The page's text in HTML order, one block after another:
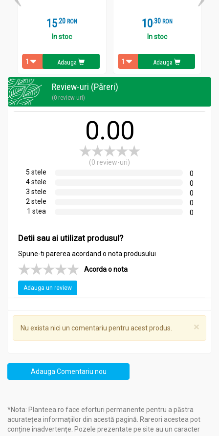
15.2 RON
In stoc
Adauga
10.3 RON
In stoc
Adauga
Review-uri (Păreri)
(0 review-uri)
0.00
(0 review-uri)
5 stele
0
4 stele
0
3 stele
0
2 stele
0
1 stea
0
Detii sau ai utilizat produsul?
Spune-ti parerea acordand o nota produsului
Acorda o nota
Adauga un review
×
Nu exista nici un comentariu pentru acest produs.
Adauga Comentariu nou
*Nota: Planteea.ro face eforturi permanente pentru a păstra
acuratețea informațiilor din acestă pagină. Rareori acestea pot
conține inadvertențe. Pozele prezentate pe site au un caracter